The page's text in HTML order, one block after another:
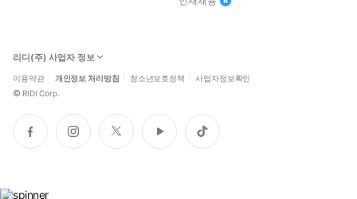
리디(주) 사업자 정보
이용약관 개인정보 처리방침 청소년보호정책 사업자정보확인
© RIDI Corp.
페
이
인
스
트
위
유
튜
틱
톡